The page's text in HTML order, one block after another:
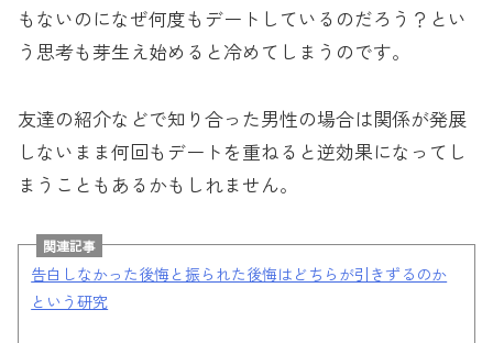
もないのになぜ何度もデートしているのだろう？とい
う思考も芽生え始めると冷めてしまうのです。
友達の紹介などで知り合った男性の場合は関係が発展
しないまま何回もデートを重ねると逆効果になってし
まうこともあるかもしれません。
関連記事
告白しなかった後悔と振られた後悔はどちらが引きずるのか
という研究